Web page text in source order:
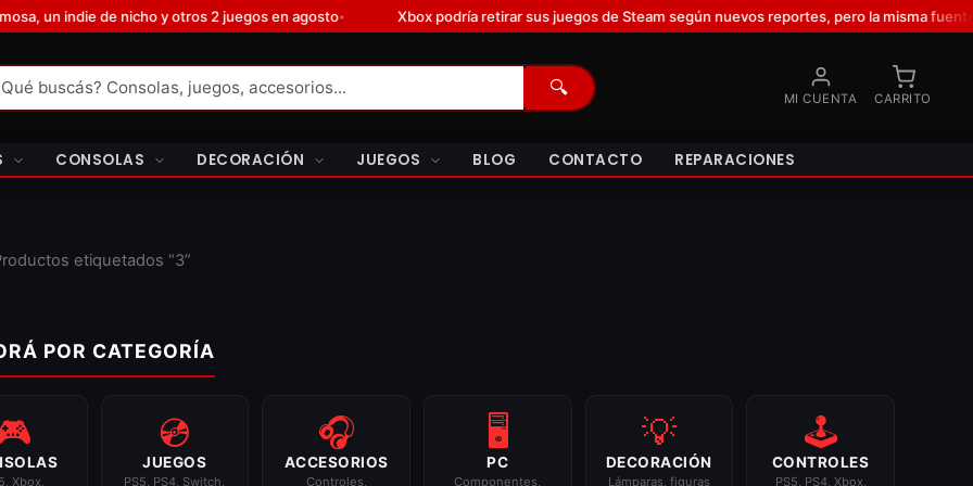
indie de nicho y otros 2 juegos en agosto• Xbox podría retirar sus juegos de Steam según nuevos reportes, pero la misma fuente que
🔍 MI CUENTA CARRITO
CONSOLAS DECORACIÓN JUEGOS BLOG CONTACTO REPARACIONES
etiquetados “3”
POR CATEGORÍA
Xbox,
💿
JUEGOS
PS5, PS4, Switch,
🎧
ACCESORIOS
Controles,
🖥️
PC
Componentes,
💡
DECORACIÓN
Lámparas, figuras
🕹️
CONTROLES
PS5, PS4, Xbox,